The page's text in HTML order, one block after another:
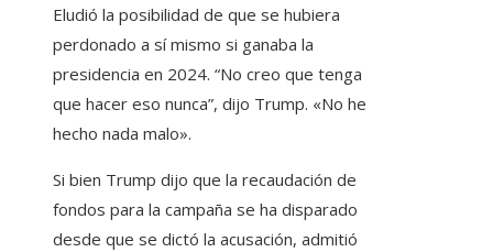
Eludió la posibilidad de que se hubiera
perdonado a sí mismo si ganaba la
presidencia en 2024. “No creo que tenga
que hacer eso nunca”, dijo Trump. «No he
hecho nada malo».
Si bien Trump dijo que la recaudación de
fondos para la campaña se ha disparado
desde que se dictó la acusación, admitió